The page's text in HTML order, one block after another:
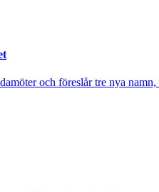
och föreslår tre nya